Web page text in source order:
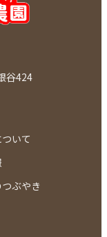
谷424
いて
ぶやき